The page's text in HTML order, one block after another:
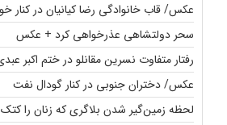
عکس/ قاب خانوادگی رضا کیانیان در کنار
سحر دولتشاهی عذرخواهی کرد + عکس
رفتار متفاوت نسرین مقانلو در ختم اکبر
عکس/ دختران جنوبی در کنار گودال نفت
لحظه زمین‌گیر شدن بلاگری که زنان را